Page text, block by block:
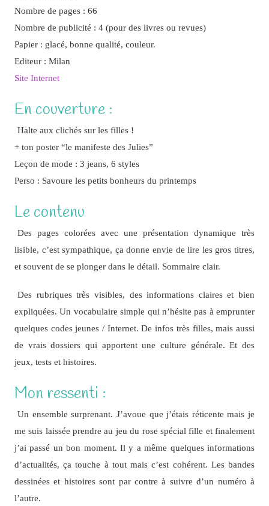
Nombre de pages : 66
Nombre de publicité : 4 (pour des livres ou revues)
Papier : glacé, bonne qualité, couleur.
Editeur : Milan
Site Internet
En couverture :
Halte aux clichés sur les filles !
+ ton poster “le manifeste des Julies”
Leçon de mode : 3 jeans, 6 styles
Perso : Savoure les petits bonheurs du printemps
Le contenu
Des pages colorées avec une présentation dynamique très
lisible, c’est sympathique, ça donne envie de lire les gros titres,
et souvent de se plonger dans le détail. Sommaire clair.
Des rubriques très visibles, des informations claires et bien
expliquées. Un vocabulaire simple qui n’hésite pas à emprunter
quelques codes jeunes / Internet. De infos très filles, mais aussi
de vrais dossiers qui apportent une culture générale. Et des
jeux, tests et histoires.
Mon ressenti :
Un ensemble surprenant. J’avoue que j’étais réticente mais je
me suis laissée prendre au jeu du rose spécial fille et finalement
j’ai passé un bon moment. Il y a même quelques informations
d’actualités, ça touche à tout mais c’est cohérent. Les bandes
dessinées et histoires sont par contre à suivre d’un numéro à
l’autre.